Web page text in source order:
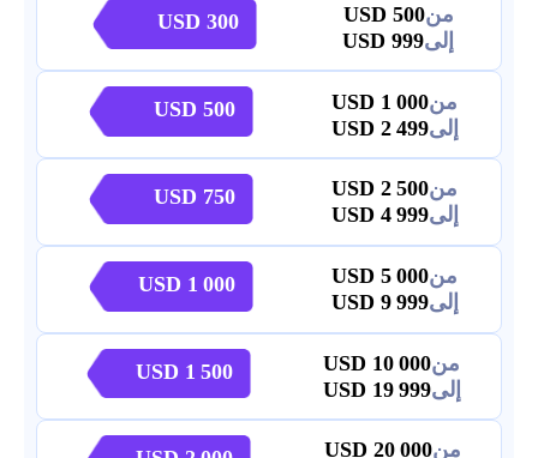
من5 000
إلى 9 999
1 000
من500
إلى 999
300
من10 000
إلى 19 999
1 500
من1 000
إلى 2 499
500
من20 000
من2 500
إلى 4 999
750